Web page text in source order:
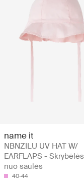
name it
NBNZILU UV HAT W/
EARFLAPS - Skrybėlės
nuo saulės
40-44